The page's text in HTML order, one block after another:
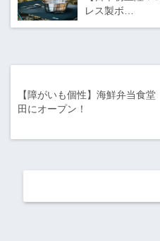
レス製ボ…
【障がいも個性】海鮮弁当食
田にオープン！